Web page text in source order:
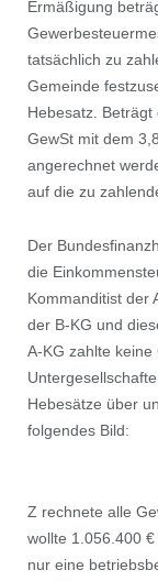
Ermäßigung
tatsächlich zu
Gemeinde
Hebesatz.
GewSt mit dem
angerechnet
auf die zu
Der
die
Kommanditist der
der B-KG und
A-KG zahlte
Hebesätze über
folgendes Bild:
Z rechnete alle
wollte 1.056.400
nur eine